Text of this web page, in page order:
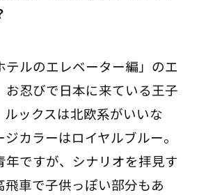
テルのエレベーター編」のエ
お忍びで日本に来ている王子
ルックスは北欧系がいいな
カラーはロイヤルブルー。
年ですが、シナリオを拝見す
飛車で子供っぽい部分もあ